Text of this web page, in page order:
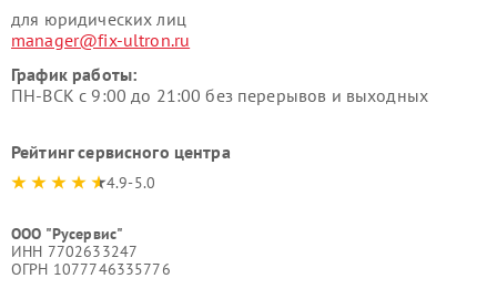
для юридических лиц
manager@fix-ultron.ru
График работы:
ПН-ВСК с 9:00 до 21:00 без перерывов и выходных
Рейтинг сервисного центра
4.9-5.0
ООО "Русервис"
ИНН 7702633247
ОГРН 1077746335776